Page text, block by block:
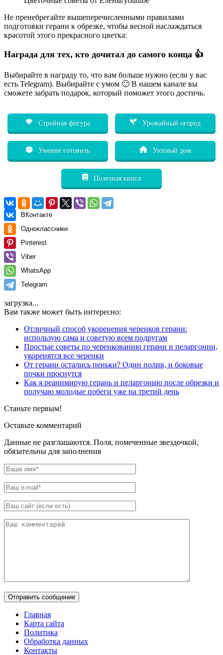
Не пренебрегайте вышеперечисленными правилами
подготовки герани к обрезке, чтобы весной наслаждаться
красотой этого прекрасного цветка:
Награда для тех, кто дочитал до самого конца 👍
Выбирайте в награду то, что вам больше нужно (если у вас
есть Telegram). Выбирайте с умом 🙂 В нашем канале вы
сможете забрать подарок, который поможет этого достичь.
Стройная фигура Урожайный огород
Умение готовить Уютный дом
Полезная книга
ВКонтакте
Одноклассники
Pinterest
Viber
WhatsApp
Telegram
загрузка...
Вам также может быть интересно:
Отличный способ укоренения черенков герани:
использую сама и советую всем подругам
Простые советы по черенкованию герани и пеларгонии,
укоренятся все черенки
От герани остались пеньки? Один полив, и боковые
почки проснутся
Как я реанимирую герань и пеларгонию после обрезки и
получаю молодые побеги уже на третий день
Станьте первым!
Оставьте комментарий
Данные не разглашаются. Поля, помеченные звездочкой,
обязательны для заполнения
Главная
Карта сайта
Политика
Обработка данных
Контакты